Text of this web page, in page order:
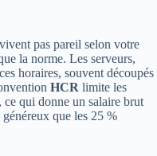
pas pareil selon votre
la norme. Les serveurs,
horaires, souvent découpés
HCR limite les
ce qui donne un salaire brut
que les 25 %